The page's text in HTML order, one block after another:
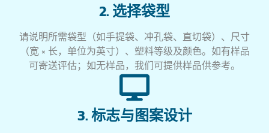
2. 选择袋型
请说明所需袋型（如手提袋、冲孔袋、直切袋）、尺寸
（宽 × 长，单位为英寸）、塑料等级及颜色。如有样品
可寄送评估；如无样品，我们可提供样品供参考。
3. 标志与图案设计